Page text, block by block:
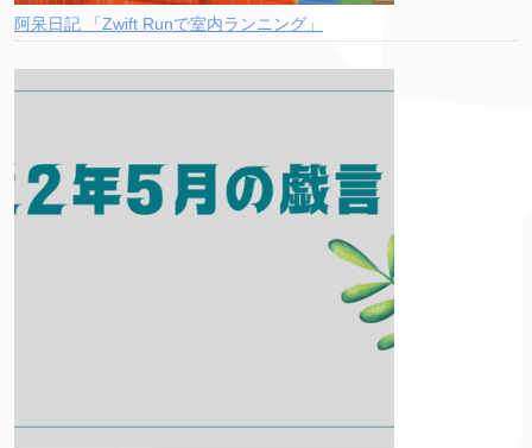
阿呆日記 「Zwift Runで室内ランニング」